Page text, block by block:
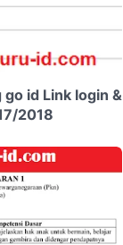
id Link login &
2018